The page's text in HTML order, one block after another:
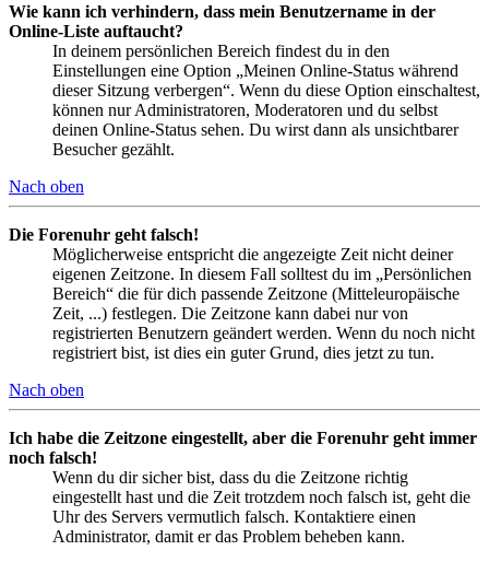
Wie kann ich verhindern, dass mein Benutzername in der
Online-Liste auftaucht?
In deinem persönlichen Bereich findest du in den
Einstellungen eine Option „Meinen Online-Status während
dieser Sitzung verbergen“. Wenn du diese Option einschaltest,
können nur Administratoren, Moderatoren und du selbst
deinen Online-Status sehen. Du wirst dann als unsichtbarer
Besucher gezählt.
Nach oben
Die Forenuhr geht falsch!
Möglicherweise entspricht die angezeigte Zeit nicht deiner
eigenen Zeitzone. In diesem Fall solltest du im „Persönlichen
Bereich“ die für dich passende Zeitzone (Mitteleuropäische
Zeit, ...) festlegen. Die Zeitzone kann dabei nur von
registrierten Benutzern geändert werden. Wenn du noch nicht
registriert bist, ist dies ein guter Grund, dies jetzt zu tun.
Nach oben
Ich habe die Zeitzone eingestellt, aber die Forenuhr geht immer
noch falsch!
Wenn du dir sicher bist, dass du die Zeitzone richtig
eingestellt hast und die Zeit trotzdem noch falsch ist, geht die
Uhr des Servers vermutlich falsch. Kontaktiere einen
Administrator, damit er das Problem beheben kann.